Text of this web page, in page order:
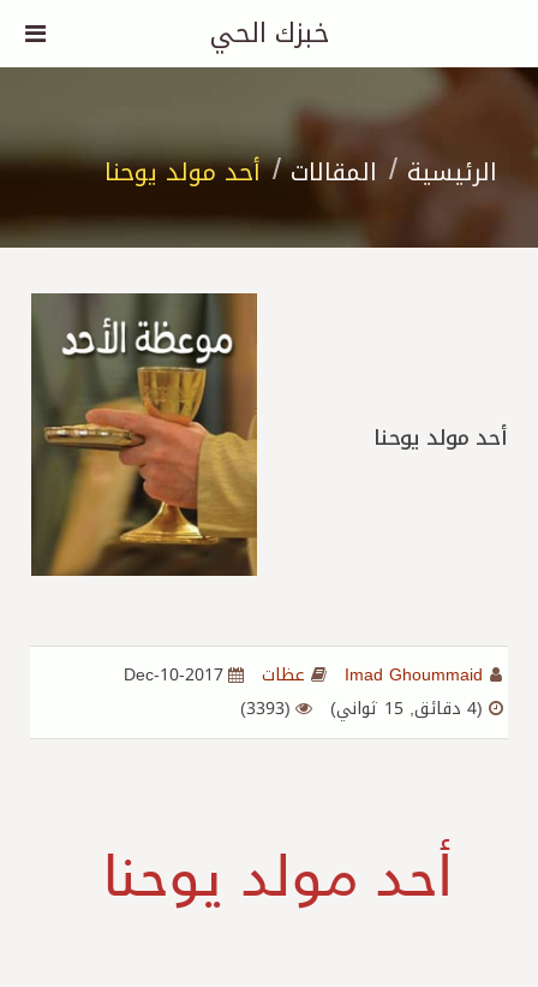
خبزك الحي
الرئيسية المقالات أحد مولد يوحنا
أحد مولد يوحنا
Imad Ghoummaid عظات
2017-Dec-10
(4 دقائق, 15 ثواني)
(3393)
أحد مولد يوحنا